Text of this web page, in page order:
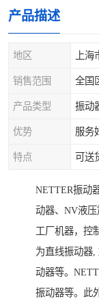
产品描述
地区 上海
销售范围 全国
产品类型 振动
优势 服务
特点 可送
NETTER振动
动器、NV液压
工厂机器，控
为直线振动器
动器等。
振动器等。此